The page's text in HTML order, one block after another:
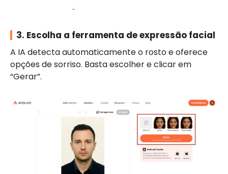
3. Escolha a ferramenta de expressão facial
A IA detecta automaticamente o rosto e oferece
opções de sorriso. Basta escolher e clicar em
“Gerar”.